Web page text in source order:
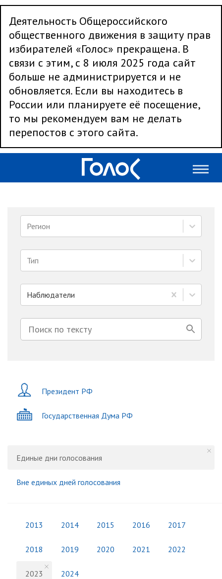
Деятельность Общероссийского
общественного движения в защиту прав
избирателей «Голос» прекращена. В
связи с этим, с 8 июля 2025 года сайт
больше не администрируется и не
обновляется. Если вы находитесь в
России или планируете её посещение,
то мы рекомендуем вам не делать
перепостов с этого сайта.
Регион
Тип
Наблюдатели
Президент РФ
Государственная Дума РФ
Единые дни голосования
Вне единых дней голосования
2013 2014 2015 2016 2017
2018 2019 2020 2021 2022
2023 2024